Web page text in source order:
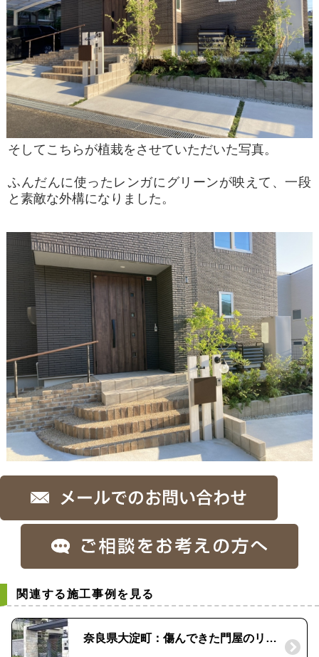
そしてこちらが植栽をさせていただいた写真。
ふんだんに使ったレンガにグリーンが映えて 、一段
と素敵な外構になりました。
関連する施工事例を見る
奈良県大淀町：傷んできた門屋のリフレッシュを！|外構事例